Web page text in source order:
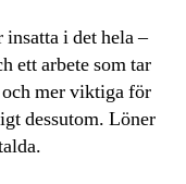
i det hela –
ett arbete som tar
mer viktiga för
dessutom. Löner